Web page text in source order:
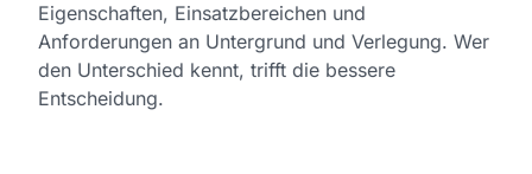
Eigenschaften, Einsatzbereichen und
Anforderungen an Untergrund und Verlegung. Wer
den Unterschied kennt, trifft die bessere
Entscheidung.